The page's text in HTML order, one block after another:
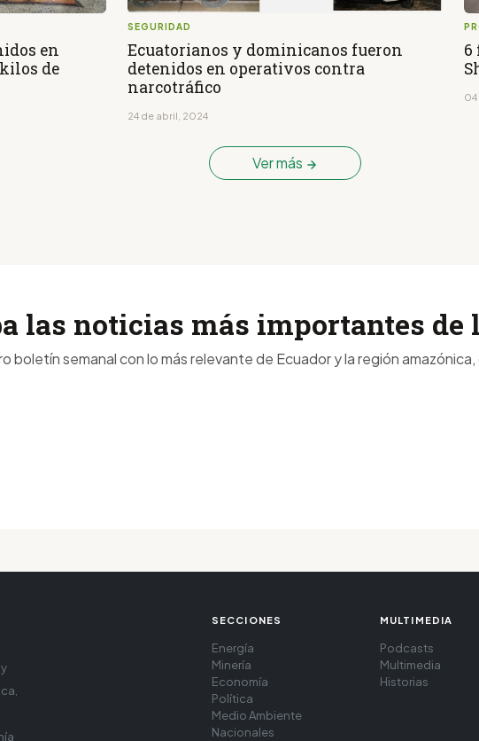
en
de
SEGURIDAD
Ecuatorianos y dominicanos fueron
detenidos en operativos contra
narcotráfico
24 de abril, 2024
6
04
Ver más
las noticias más importantes de
boletín semanal con lo más relevante de Ecuador y la región
SECCIONES
Energía
Minería
Economía
Política
Medio Ambiente
Nacionales
MULTIMEDIA
Podcasts
Multimedia
Historias